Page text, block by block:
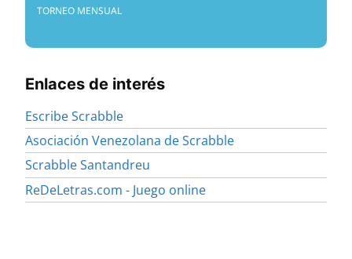
TORNEO MENSUAL
Enlaces de interés
Escribe Scrabble
Asociación Venezolana de Scrabble
Scrabble Santandreu
ReDeLetras.com - Juego online